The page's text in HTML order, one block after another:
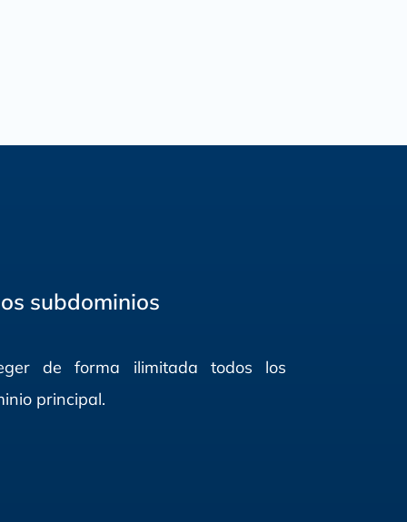
subdominios
de forma ilimitada todos los
principal.